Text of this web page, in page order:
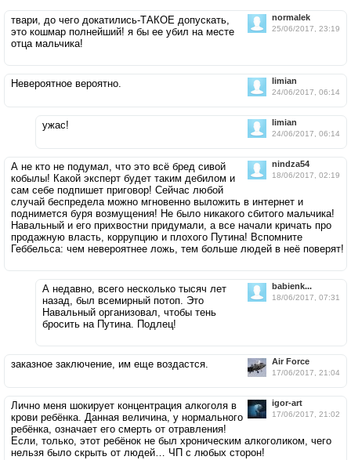
normalek
25/06/2017, 23:19
твари, до чего докатились-ТАКОЕ допускать,
это кошмар полнейший! я бы ее убил на месте
отца мальчика!
limian
24/06/2017, 06:14
Невероятное вероятно.
limian
24/06/2017, 06:14
ужас!
nindza54
18/06/2017, 02:19
А не кто не подумал, что это всё бред сивой
кобылы! Какой эксперт будет таким дебилом и
сам себе подпишет приговор! Сейчас любой
случай беспредела можно мгновенно выложить в интернет и
поднимется буря возмущения! Не было никакого сбитого мальчика!
Навальный и его прихвостни придумали, а все начали кричать про
продажную власть, коррупцию и плохого Путина! Вспомните
Геббельса: чем невероятнее ложь, тем больше людей в неё поверят!
babienk...
18/06/2017, 07:31
А недавно, всего несколько тысяч лет
назад, был всемирный потоп. Это
Навальный организовал, чтобы тень
бросить на Путина. Подлец!
Air Force
17/06/2017, 21:04
заказное заключение, им еще воздастся.
igor-art
17/06/2017, 21:02
Лично меня шокирует концентрация алкоголя в
крови ребёнка. Данная величина, у нормального
ребёнка, означает его смерть от отравления!
Если, только, этот ребёнок не был хроническим алкоголиком, чего
нельзя было скрыть от людей… ЧП с любых сторон!